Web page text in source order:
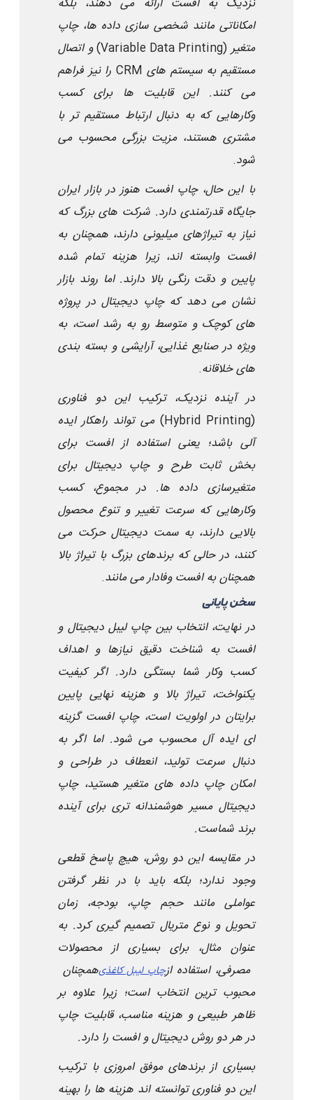
امکاناتی مانند شخصی سازی داده ها، چاپ
متغیر(Variable Data Printing)
و اتصال
مستقیم به سیستم هایCRM
را نیز فراهم
می کنند. این قابلیت ها برای کسب
وکارهایی که به دنبال ارتباط مستقیم تر با
مشتری هستند، مزیت بزرگی محسوب می
شود.
با این حال، چاپ افست هنوز در بازار ایران
جایگاه قدرتمندی دارد. شرکت های بزرگ که
نیاز به تیراژهای میلیونی دارند، همچنان به
افست وابسته اند، زیرا هزینه تمام شده
پایین و دقت رنگی بالا دارند. اما روند بازار
نشان می دهد که چاپ دیجیتال در پروژه
های کوچک و متوسط رو به رشد است، به
ویژه در صنایع غذایی، آرایشی و بسته بندی
های خلاقانه.
در آینده نزدیک، ترکیب این دو فناوری
(Hybrid Printing)
می تواند راهکار ایده
آلی باشد؛ یعنی استفاده از افست برای
بخش ثابت طرح و چاپ دیجیتال برای
متغیرسازی داده ها. در مجموع، کسب
وکارهایی که سرعت تغییر و تنوع محصول
بالایی دارند، به سمت دیجیتال حرکت می
کنند، در حالی که برندهای بزرگ با تیراژ بالا
همچنان به افست وفادار می مانند.
سخن پایانی
در نهایت، انتخاب بین چاپ لیبل دیجیتال و
افست به شناخت دقیق نیازها و اهداف
کسب وکار شما بستگی دارد. اگر کیفیت
یکنواخت، تیراژ بالا و هزینه نهایی پایین
برایتان در اولویت است، چاپ افست گزینه
ای ایده آل محسوب می شود. اما اگر به
دنبال سرعت تولید، انعطاف در طراحی و
امکان چاپ داده های متغیر هستید، چاپ
دیجیتال مسیر هوشمندانه تری برای آینده
برند شماست.
در مقایسه این دو روش، هیچ پاسخ قطعی
وجود ندارد؛ بلکه باید با در نظر گرفتن
عواملی مانند حجم چاپ، بودجه، زمان
تحویل و نوع متریال تصمیم گیری کرد. به
عنوان مثال، برای بسیاری از محصولات
مصرفی، استفاده از
چاپ لیبل کاغذی
همچنان
محبوب ترین انتخاب است؛ زیرا علاوه بر
ظاهر طبیعی و هزینه مناسب، قابلیت چاپ
در هر دو روش دیجیتال و افست را دارد.
بسیاری از برندهای موفق امروزی با ترکیب
این دو فناوری توانسته اند هزینه ها را بهینه